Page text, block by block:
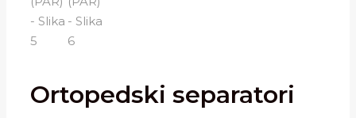
Ortopedski separatori